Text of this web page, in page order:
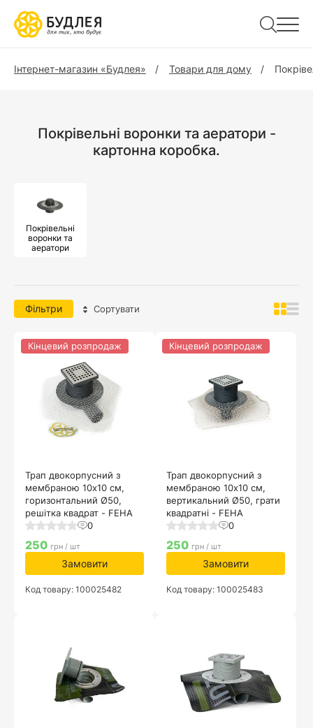
Інтернет-магазин «Будлея» Товари для дому
Покрівельні воронки та аератори -
картонна коробка.
Покрівельні
воронки та
аератори
Фільтри Сортувати
Трап двокорпусний з
мембраною 10х10 см,
горизонтальний Ø50,
решітка квадрат - FEHA
0
Кінцевий розпродаж
250 грн / шт
Замовити
Код товару: 100025482
Трап двокорпусний з
мембраною 10х10 см,
вертикальний Ø50, грати
квадратні - FEHA
0
Кінцевий розпродаж
250 грн / шт
Замовити
Код товару: 100025483